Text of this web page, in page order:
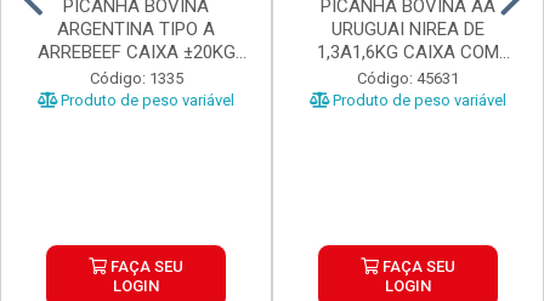
PICANHA BOVINA
ARGENTINA TIPO A
ARREBEEF CAIXA ±20KG
PEÇAS 1...
Código: 1335
Produto de peso variável
FAÇA SEU
LOGIN
PICANHA BOVINA AA
URUGUAI NIREA DE
1,3A1,6KG CAIXA COM
±15KG
Código: 45631
Produto de peso variável
FAÇA SEU
LOGIN